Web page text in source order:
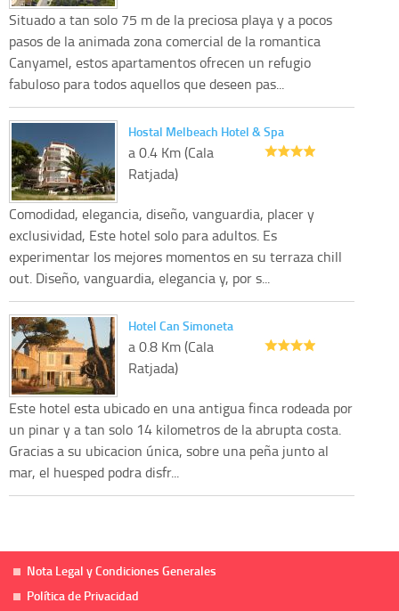
Situado a tan solo 75 m de la preciosa playa y a pocos
pasos de la animada zona comercial de la romantica
Canyamel, estos apartamentos ofrecen un refugio
fabuloso para todos aquellos que deseen pas...
Hostal Melbeach Hotel & Spa
a 0.4 Km (Cala
Ratjada)
Comodidad, elegancia, diseño, vanguardia, placer y
exclusividad, Este hotel solo para adultos. Es
experimentar los mejores momentos en su terraza chill
out. Diseño, vanguardia, elegancia y, por s...
Hotel Can Simoneta
a 0.8 Km (Cala
Ratjada)
Este hotel esta ubicado en una antigua finca rodeada por
un pinar y a tan solo 14 kilometros de la abrupta costa.
Gracias a su ubicacion única, sobre una peña junto al
mar, el huesped podra disfr...
Nota Legal y Condiciones Generales
Política de Privacidad